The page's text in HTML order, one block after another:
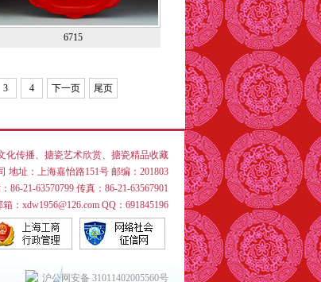
6715
3 4 下一页 尾页
化传播 搪瓷艺术欣赏
搪瓷精品收藏
地址：上海嘉怡路151号 邮编：201803
86-21-63570799 传真：86-21-63567901
：xdw1956@126.com QQ：691845196
沪公网安备 31011402005560号